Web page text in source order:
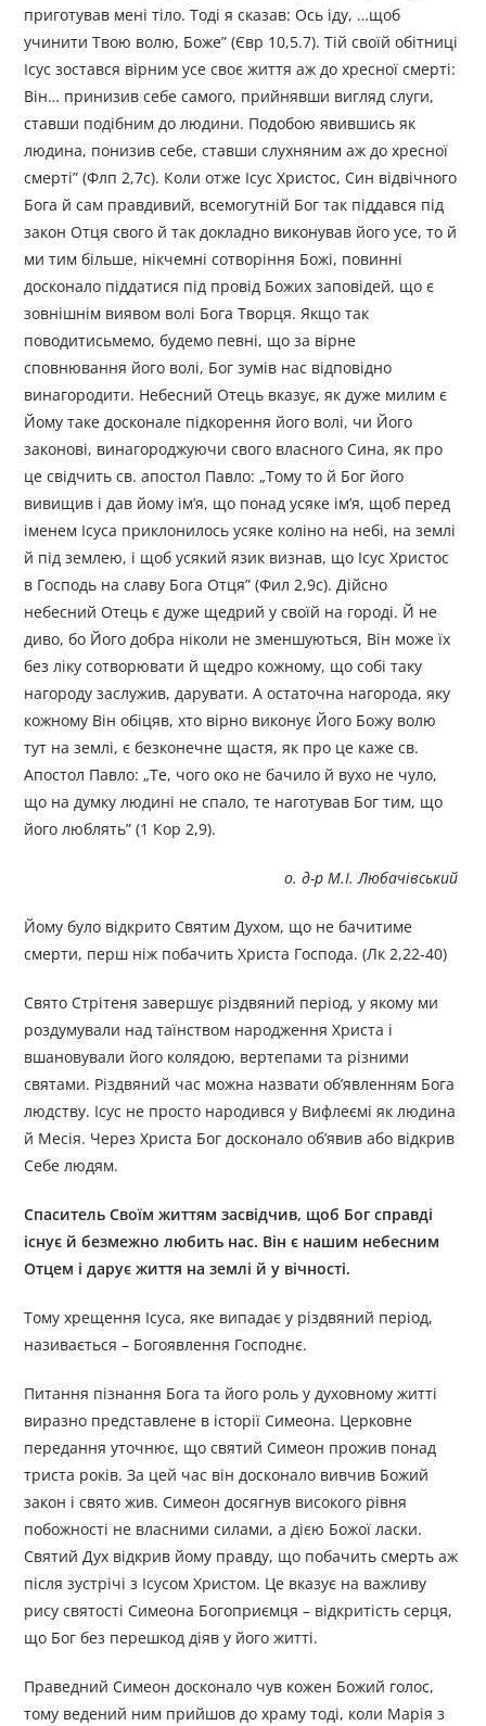
приготував мені тіло. Тоді я сказав: Ось іду, …щоб
учинити Твою волю, Боже” (Євр 10,5.7). Тій своїй обітниці
Ісус зостався вірним усе своє життя аж до хресної смерті:
Biн… принизив себе самого, прийнявши вигляд слуги,
ставши подібним до людини. Подобою явившись як
людина, понизив себе, ставши слухняним аж до хресної
смерті” (Флп 2,7с). Коли отже Ісус Христос, Син відвічного
Бога й сам правдивий, всемогутній Бог так піддався під
закон Отця свого й так докладно виконував його усе, то й
ми тим більше, нікчемні сотворіння Божі, повинні
досконало піддатися під провід Божих заповідей, що є
зовнішнім виявом волі Бога Творця. Якщо так
поводитисьмемо, будемо певні, що за вірне
сповнювання його волі, Бог зумів нас відповідно
винагородити. Небесний Отець вказує, як дуже милим є
Йому таке досконале підкорення його волі, чи Його
законові, винагороджуючи свого власного Сина, як про
це свідчить св. апостол Павло: „Тому то й Бог його
вивищив і дав йому ім’я, що понад усяке ім’я, щоб перед
іменем Ісуса приклонилось усяке коліно на небі, на землі
й під землею, і щоб усякий язик визнав, що Ісус Христос
в Господь на славу Бога Отця” (Фил 2,9с). Дійсно
небесний Отець є дуже щедрий у своїй на городі. Й не
диво, бо Його добра ніколи не зменшуються, Він може їх
без ліку сотворювати й щедро кожному, що собі таку
нагороду заслужив, дарувати. А остаточна нагорода, яку
кожному Він обіцяв, хто вірно виконує Його Божу волю
тут на землі, є безконечне щастя, як про це каже св.
Апостол Павло: „Те, чого око не бачило й вухо не чуло,
що на думку людині не спало, те наготував Бог тим, що
його люблять” (1 Кор 2,9).
о. д-р М.І. Любачівський
Йому було відкрито Святим Духом, що не бачитиме
смерти, перш ніж побачить Христа Господа. (Лк 2,22-40)
Свято Стрітеня завершує різдвяний період, у якому ми
роздумували над таїнством народження Христа і
вшановували його колядою, вертепами та різними
святами. Різдвяний час можна назвати об’явленням Бога
людству. Ісус не просто народився у Вифлеємі як людина
й Месія. Через Христа Бог досконало об’явив або відкрив
Себе людям.
Спаситель Своїм життям засвідчив, щоб Бог справді
існує й безмежно любить нас. Він є нашим небесним
Отцем і дарує життя на землі й у вічності.
Тому хрещення Ісуса, яке випадає у різдвяний період,
називається – Богоявлення Господнє.
Питання пізнання Бога та його роль у духовному житті
виразно представлене в історії Симеона. Церковне
передання уточнює, що святий Симеон прожив понад
триста років. За цей час він досконало вивчив Божий
закон і свято жив. Симеон досягнув високого рівня
побожності не власними силами, а дією Божої ласки.
Святий Дух відкрив йому правду, що побачить смерть аж
після зустрічі з Ісусом Христом. Це вказує на важливу
рису святості Симеона Богоприємця – відкритість серця,
що Бог без перешкод діяв у його житті.
Праведний Симеон досконало чув кожен Божий голос,
тому ведений ним прийшов до храму тоді, коли Марія з